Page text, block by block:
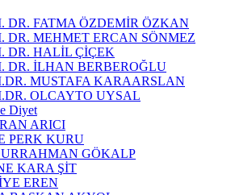
DR. FATMA ÖZDEMİR ÖZKAN
DR. MEHMET ERCAN SÖNMEZ
DR. HALİL ÇİÇEK
DR. İLHAN BERBEROĞLU
MUSTAFA KARAARSLAN
OLCAYTO UYSAL
Diyet
ARICI
PERK KURU
GÖKALP
KARA ŞİT
EREN